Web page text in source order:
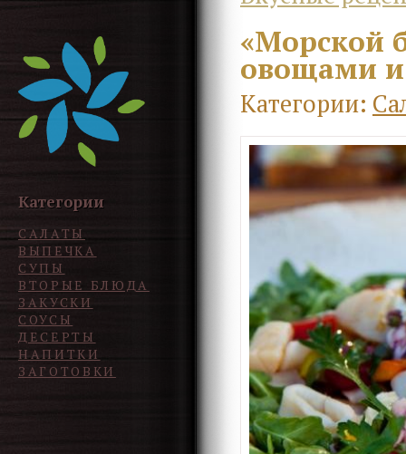
Категории
САЛАТЫ
ВЫПЕЧКА
СУПЫ
ВТОРЫЕ БЛЮДА
ЗАКУСКИ
СОУСЫ
ДЕСЕРТЫ
НАПИТКИ
ЗАГОТОВКИ
«Морской
овощами
Категории: